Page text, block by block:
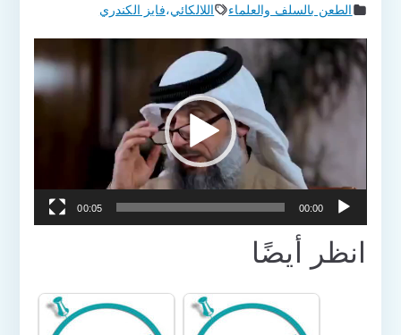
الطعن بالسلف والعلماء اللالكائي،فايز الكندري
مشغل
الفيديو
00:00
00:05
انظر أيضًا